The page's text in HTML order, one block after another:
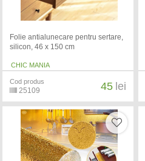
Folie antialunecare pentru sertare,
silicon, 46 x 150 cm
CHIC MANIA
Cod produs
25109 45 lei